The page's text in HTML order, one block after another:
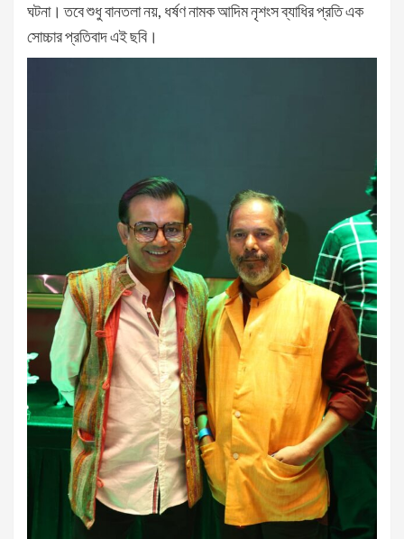
ঘটনা। তবে শুধু বানতলা নয়, ধর্ষণ নামক আদিম নৃশংস ব্যাধির প্রতি এক
সোচ্চার প্রতিবাদ এই ছবি।